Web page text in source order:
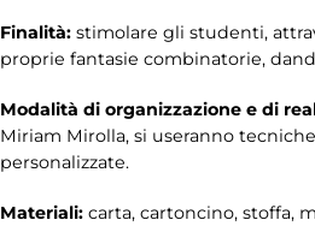
Finalità: stimolare gli studenti,
proprie fantasie combinatorie,
Modalità di organizzazione e di
Miriam Mirolla, si useranno
personalizzate.
Materiali: carta, cartoncino, stoffa,